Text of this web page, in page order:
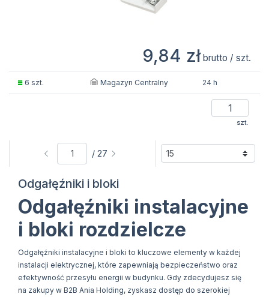
9,84 zł brutto / szt.
6 szt. Magazyn Centralny 24 h
szt.
/ 27
Odgałęźniki i bloki
Odgałęźniki instalacyjne
i bloki rozdzielcze
Odgałęźniki instalacyjne i bloki to kluczowe elementy w każdej
instalacji elektrycznej, które zapewniają bezpieczeństwo oraz
efektywność przesyłu energii w budynku. Gdy zdecydujesz się
na zakupy w B2B Ania Holding, zyskasz dostęp do szerokiej